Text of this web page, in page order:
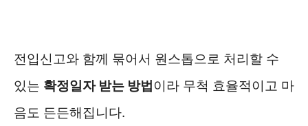
전입신고와 함께 묶어서 원스톱으로 처리할 수
있는 확정일자 받는 방법 이라 무척 효율적이고 마
음도 든든해집니다.